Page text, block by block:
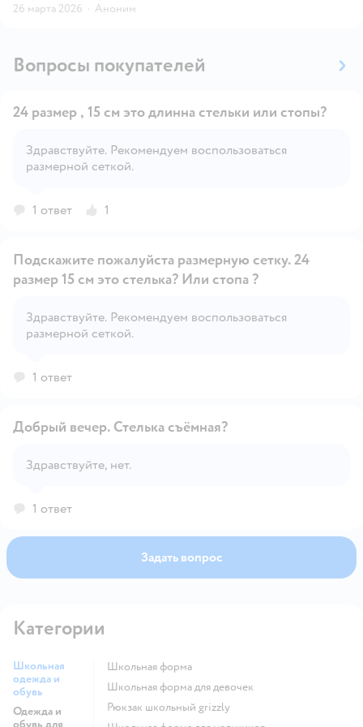
26 марта 2026 · Аноним
Вопросы покупателей
24 размер , 15 см это длинна стельки или стопы?
Здравствуйте. Рекомендуем воспользоваться
размерной сеткой.
1 ответ 1
Открыть вопрос
Подскажите пожалуйста размерную сетку. 24
размер 15 см это стелька? Или стопа ?
Здравствуйте. Рекомендуем воспользоваться
размерной сеткой.
1 ответ
Добрый вечер. Стелька съёмная?
Здравствуйте, нет.
1 ответ
Задать вопрос
Категории
Школьная
одежда и
обувь
Одежда и
обувь для
Школьная форма
Школьная форма для девочек
Рюкзак школьный grizzly